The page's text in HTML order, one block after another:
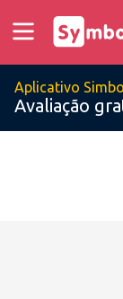
Aplicativo
Avaliação